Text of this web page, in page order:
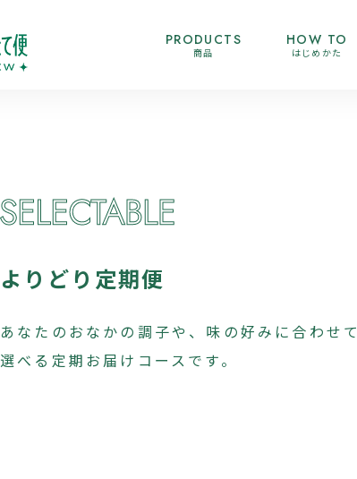
PRODUCTS
商品
HOW TO
はじめかた
よりどり定期便
あなたのおなかの調子や、 味の好みに合わせて
選べる定期お届けコースです。